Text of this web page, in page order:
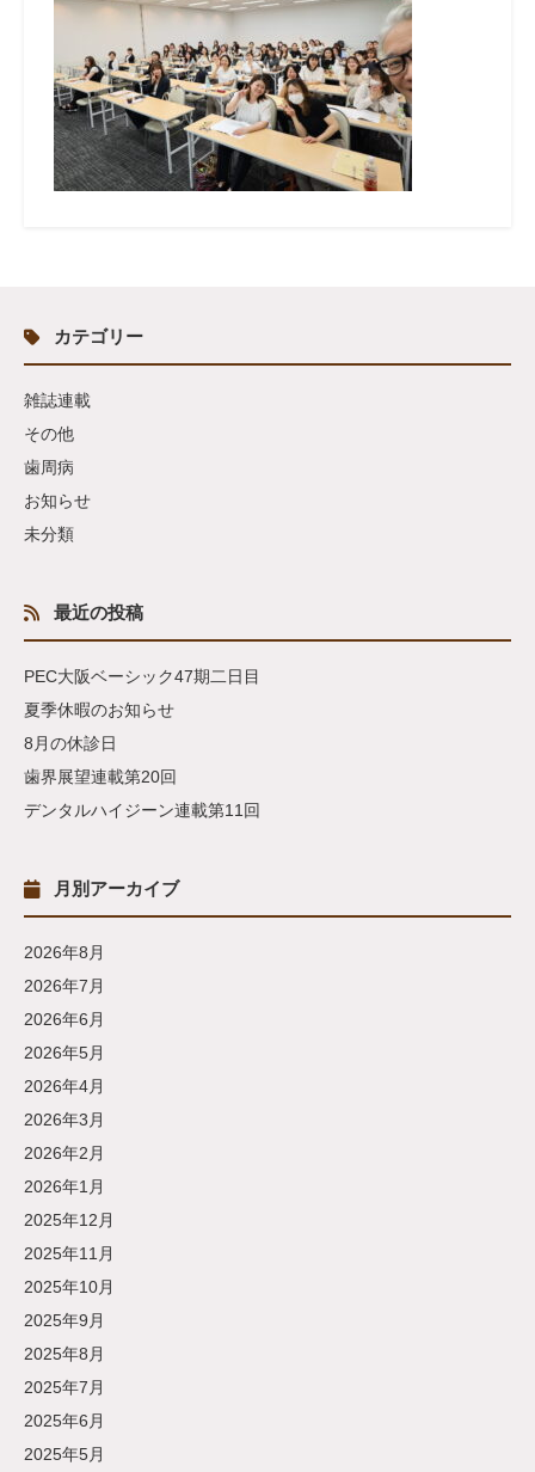
カテゴリー
雑誌連載
その他
歯周病
お知らせ
未分類
最近の投稿
PEC大阪ベーシック47期二日目
夏季休暇のお知らせ
8月の休診日
歯界展望連載第20回
デンタルハイジーン連載第11回
月別アーカイブ
2026年8月
2026年7月
2026年6月
2026年5月
2026年4月
2026年3月
2026年2月
2026年1月
2025年12月
2025年11月
2025年10月
2025年9月
2025年8月
2025年7月
2025年6月
2025年5月